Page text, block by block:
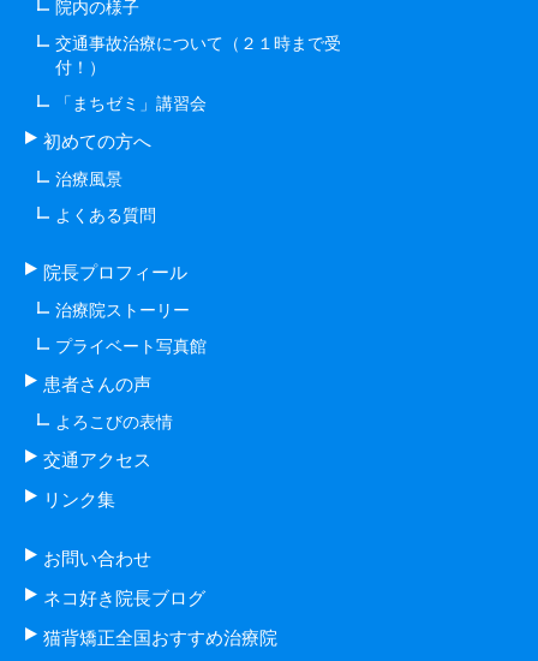
院内の様子
交通事故治療について（２１時まで受
付！）
「まちゼミ」講習会
初めての方へ
治療風景
よくある質問
院長プロフィール
治療院ストーリー
プライベート写真館
患者さんの声
よろこびの表情
交通アクセス
リンク集
お問い合わせ
ネコ好き院長ブログ
猫背矯正全国おすすめ治療院